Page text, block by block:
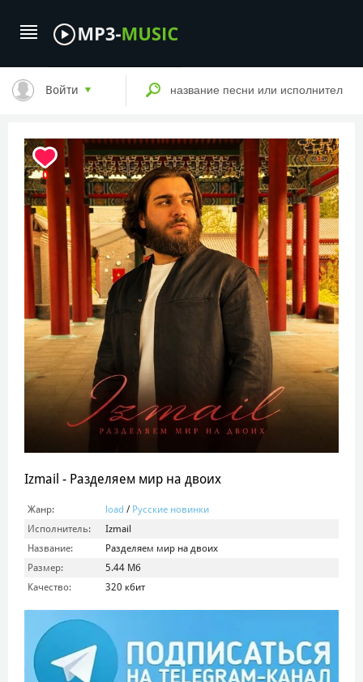
Войти
0
Izmail - Разделяем мир на двоих
Жанр: load / Русские новинки
Исполнитель:
Izmail
Название:
Разделяем мир на двоих
Размер:
5.44 Мб
Качество:
320 кбит